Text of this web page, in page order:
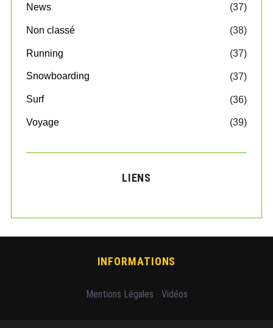
News (37)
Non classé (38)
Running (37)
Snowboarding (37)
Surf (36)
Voyage (39)
LIENS
INFORMATIONS
Mentions Légales Vidéos